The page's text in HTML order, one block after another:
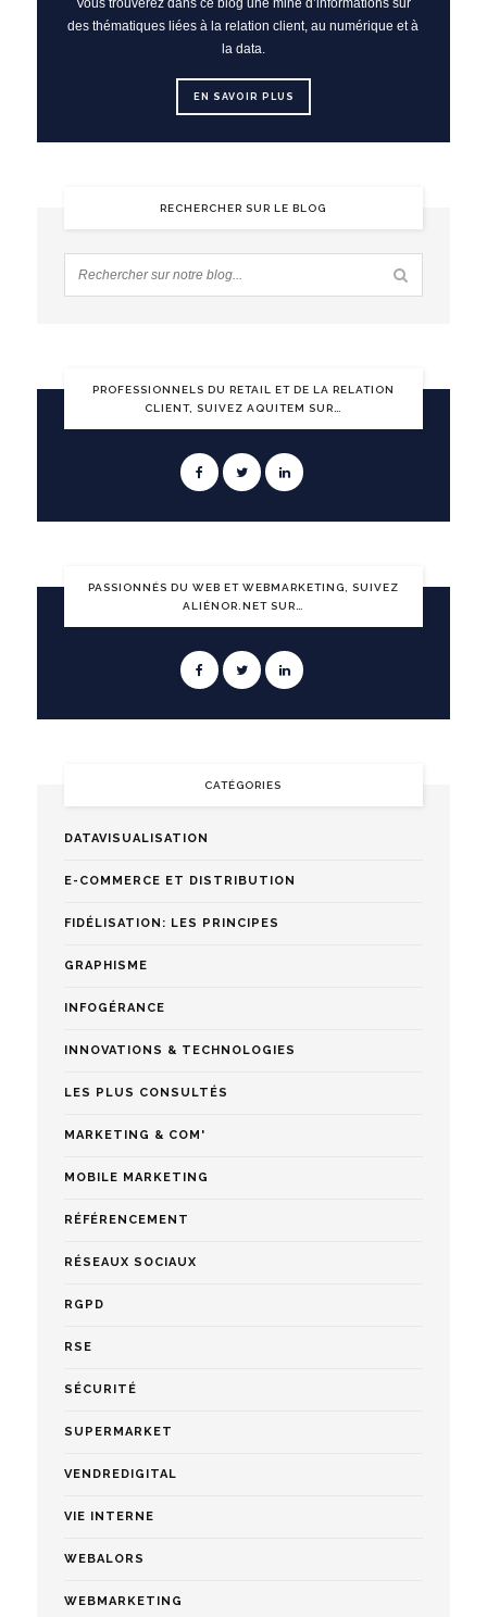
Vous trouverez dans ce blog une mine d’informations sur
des thématiques liées à la relation client, au numérique et à
la data.
EN SAVOIR PLUS
RECHERCHER SUR LE BLOG
PROFESSIONNELS DU RETAIL ET DE LA RELATION
CLIENT, SUIVEZ AQUITEM SUR…
PASSIONNÉS DU WEB ET WEBMARKETING, SUIVEZ
ALIÉNOR.NET SUR…
CATÉGORIES
DATAVISUALISATION
E-COMMERCE ET DISTRIBUTION
FIDÉLISATION: LES PRINCIPES
GRAPHISME
INFOGÉRANCE
INNOVATIONS & TECHNOLOGIES
LES PLUS CONSULTÉS
MARKETING & COM'
MOBILE MARKETING
RÉFÉRENCEMENT
RÉSEAUX SOCIAUX
RGPD
RSE
SÉCURITÉ
SUPERMARKET
VENDREDIGITAL
VIE INTERNE
WEBALORS
WEBMARKETING